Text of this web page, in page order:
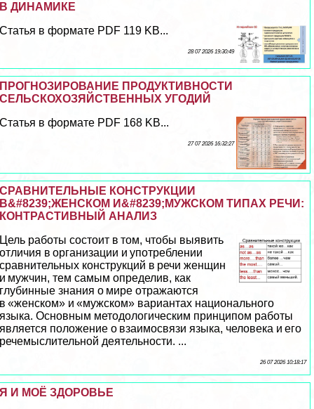
В ДИНАМИКЕ
Статья в формате PDF 119 KB...
28 07 2026 19:30:49
ПРОГНОЗИРОВАНИЕ ПРОДУКТИВНОСТИ
СЕЛЬСКОХОЗЯЙСТВЕННЫХ УГОДИЙ
Статья в формате PDF 168 KB...
27 07 2026 16:32:27
СРАВНИТЕЛЬНЫЕ КОНСТРУКЦИИ
В&#8239;ЖЕНСКОМ И&#8239;МУЖСКОМ ТИПАХ РЕЧИ:
КОНТРАСТИВНЫЙ АНАЛИЗ
Цель работы состоит в том, чтобы выявить
отличия в организации и употрeблении
сравнительных конструкций в речи женщин
и мужчин, тем самым определив, как
глубинные знания о мире отражаются
в «женском» и «мужском» вариантах национального
языка. Основным методологическим принципом работы
является положение о взаимосвязи языка, человека и его
речемыслительной деятельности. ...
26 07 2026 10:18:17
Я И МОЁ ЗДОРОВЬЕ